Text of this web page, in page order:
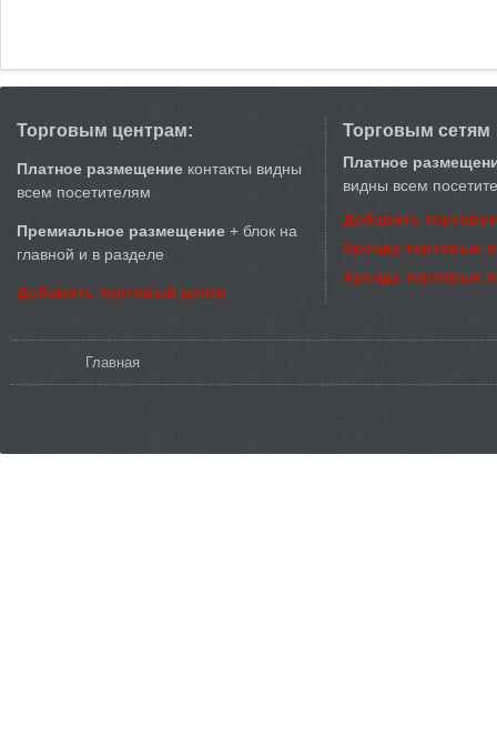
Торговым центрам:
Платное размещение контакты видны
всем посетителям
Премиальное размещение + блок на
главной и в разделе
Добавить торговый центр
Торговым сетям
Платное
видны всем
Добавить
Аренда торговых
Аренда торговых
Главная